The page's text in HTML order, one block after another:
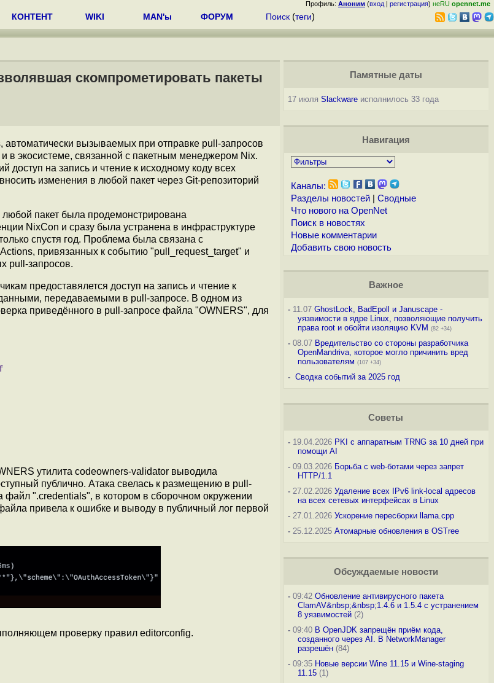
Профиль: Аноним (вход | регистрация) неRU opennet.me
КОНТЕНТ WIKI MAN'ы ФОРУМ Поиск (теги)
скомпрометировать пакеты
автоматически вызываемых при отправке pull-запросов
в экосистеме, связанной с пакетным менеджером Nix.
доступ на запись и чтение к исходному коду всех
изменения в любой пакет через Git-репозиторий
пакет была продемонстрирована
NixCon и сразу была устранена в инфраструктуре
спустя год. Проблема была связана с
привязанных к событию "pull_request_target" и
pull-запросов.
предоставялется доступ на запись и чтение к
передаваемыми в pull-запросе. В одном из
приведённого в pull-запросе файла "OWNERS", для
утилита codeowners-validator выводила
публично. Атака свелась к размещению в pull-
".credentials", в котором в сборочном окружении
привела к ошибке и выводу в публичный лог первой
проверку правил editorconfig.
Памятные даты
17 июля Slackwareисполнилось 33 года
Навигация
Каналы:
Разделы новостей| Сводные
Что нового на OpenNet
Поиск в новостях
Новые комментарии
Добавить свою новость
Важное
-11.07 GhostLock, BadEpoll и Januscape -
уязвимости в ядре Linux, позволяющие получить
права root и обойти изоляцию KVM (82 +34)
-08.07 Вредительство со стороны разработчика
OpenMandriva, которое могло причинить вред
пользователям (107 +34)
- Сводка событий за 2025 год
Советы
-19.04.2026 PKI с аппаратным TRNG за 10 дней при
помощи AI
-09.03.2026 Борьба с web-ботами через запрет
HTTP/1.1
-27.02.2026 Удаление всех IPv6 link-local адресов
на всех сетевых интерфейсах в Linux
-27.01.2026 Ускорение пересборки llama.cpp
-25.12.2025 Атомарные обновления в OSTree
Обсуждаемые новости
-09:42 Обновление антивирусного пакета
ClamAV&nbsp;&nbsp;1.4.6 и 1.5.4 с устранением
8 уязвимостей(2)
-09:40 В OpenJDK запрещён приём кода,
созданного через AI. В NetworkManager
разрешён(84)
-09:35 Новые версии Wine 11.15 и Wine-staging
11.15(1)